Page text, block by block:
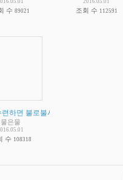
수 89021 조회 수 112591
의 대형 원자로에서 나왔다는 핵
화의 주인공 굴속의 원시인
순한 스승인가? 아니면 절대자라
하면 불로불사 한다는 주장입니다
물은물
수 108318